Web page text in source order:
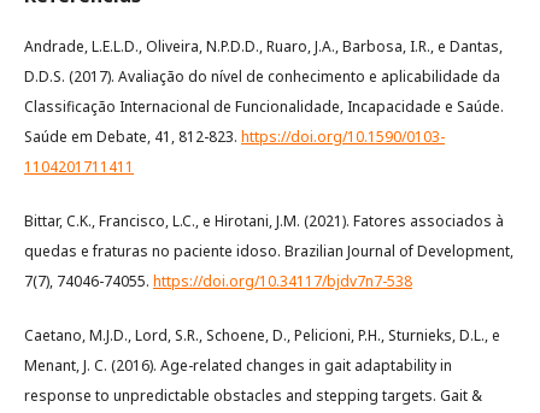
Andrade, L.E.L.D., Oliveira, N.P.D.D., Ruaro, J.A., Barbosa, I.R., e Dantas,
D.D.S. (2017). Avaliação do nível de conhecimento e aplicabilidade da
Classificação Internacional de Funcionalidade, Incapacidade e Saúde.
Saúde em Debate, 41, 812-823. https://doi.org/10.1590/0103-
1104201711411
Bittar, C.K., Francisco, L.C., e Hirotani, J.M. (2021). Fatores associados à
quedas e fraturas no paciente idoso. Brazilian Journal of Development,
7(7), 74046-74055. https://doi.org/10.34117/bjdv7n7-538
Caetano, M.J.D., Lord, S.R., Schoene, D., Pelicioni, P.H., Sturnieks, D.L., e
Menant, J. C. (2016). Age-related changes in gait adaptability in
response to unpredictable obstacles and stepping targets. Gait &